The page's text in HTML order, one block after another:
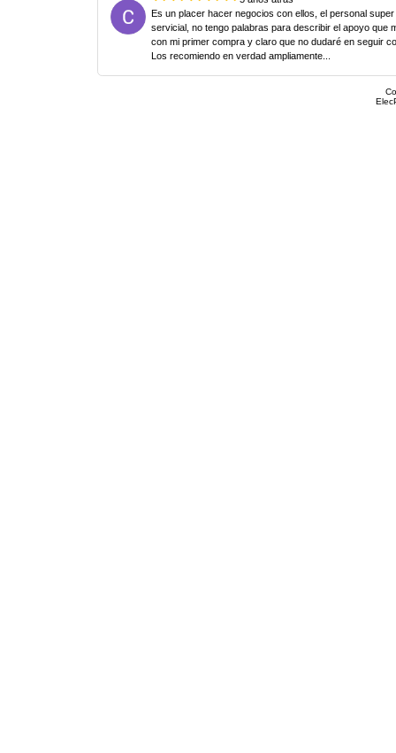
Es un placer hacer negocios con ellos, el personal
servicial, no tengo palabras para describir el apoyo que
con mi primer compra y claro que no dudaré en seguir
Los recomiendo en verdad ampliamente...